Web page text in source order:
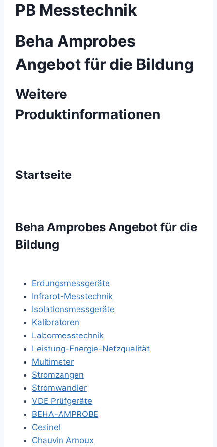
PB Messtechnik
Beha Amprobes
Angebot für die Bildung
Weitere
Produktinformationen
Startseite
Beha Amprobes Angebot für die
Bildung
Erdungsmessgeräte
Infrarot-Messtechnik
Isolationsmessgeräte
Kalibratoren
Labormesstechnik
Leistung-Energie-Netzqualität
Multimeter
Stromzangen
Stromwandler
VDE Prüfgeräte
BEHA-AMPROBE
Cesinel
Chauvin Arnoux